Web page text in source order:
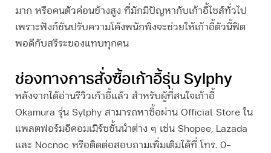
มาก หรือคนตัวค่อนข้างสูง ที่มักมีปัญหากับเก้าอี้ไซส์ทั่วไป
เพราะฟังก์ชันปรับความโค้งพนักพิงจะช่วยให้เก้าอี้ตัวนี้ฟิต
พอดีกับสรีระของแทบทุกคน
ช่องทางการสั่งซื้อเก้าอี้รุ่น Sylphy
หลังจากได้อ่านรีวิวเก้าอี้แล้ว สำหรับผู้ที่สนใจเก้าอี้
Okamura รุ่น Sylphy สามารถหาซื้อผ่าน Official Store ใน
แพลตฟอร์มอีคอมเมิร์ซชั้นนำต่าง ๆ เช่น Shopee, Lazada
และ Nocnoc หรือติดต่อสอบถามเพิ่มเติมได้ที่ โทร. 0-